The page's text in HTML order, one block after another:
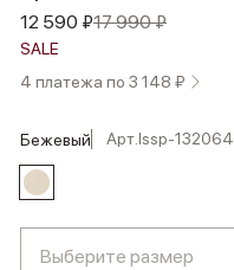
12 590 ₽17 990 ₽
SALE
4 платежа по 3 148 ₽
бежевый Арт.lssp-132064
Выберите размер